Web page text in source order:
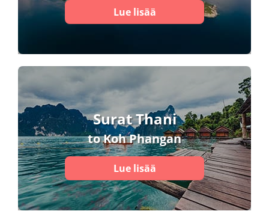
Lue lisää
Surat Thani
to Koh Phangan
Lue lisää